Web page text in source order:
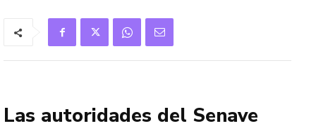
Las autoridades del Senave